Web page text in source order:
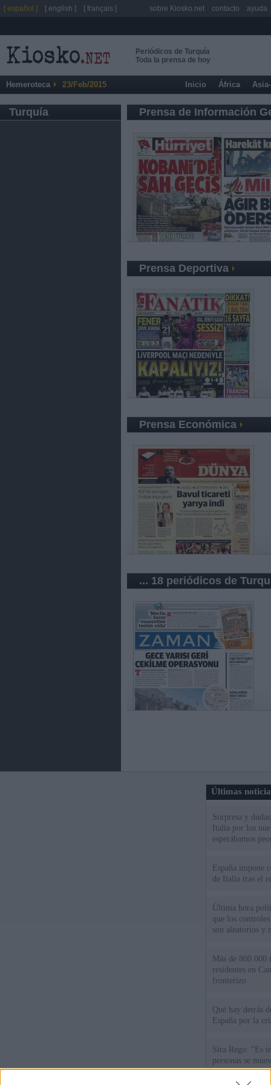
Periódicos de Turquía
Toda la prensa de hoy
Hemeroteca 23/Feb/2015 Inicio África
Turquía Prensa de Información
Prensa Deportiva
Prensa Económica
... 18 periódicos de
Últimas
Sorpresa y
Italia por los
esperábamos
España impone
de Italia tras el
Última hora
que los
son aleatorios y
Más de 800.000
residentes en
fronterizo
Qué hay detrás
España por la
Sira Rego: "Es
personas se
algo"
[ español ] [ english ] [ français ] sobre Kiosko.net contacto ayuda